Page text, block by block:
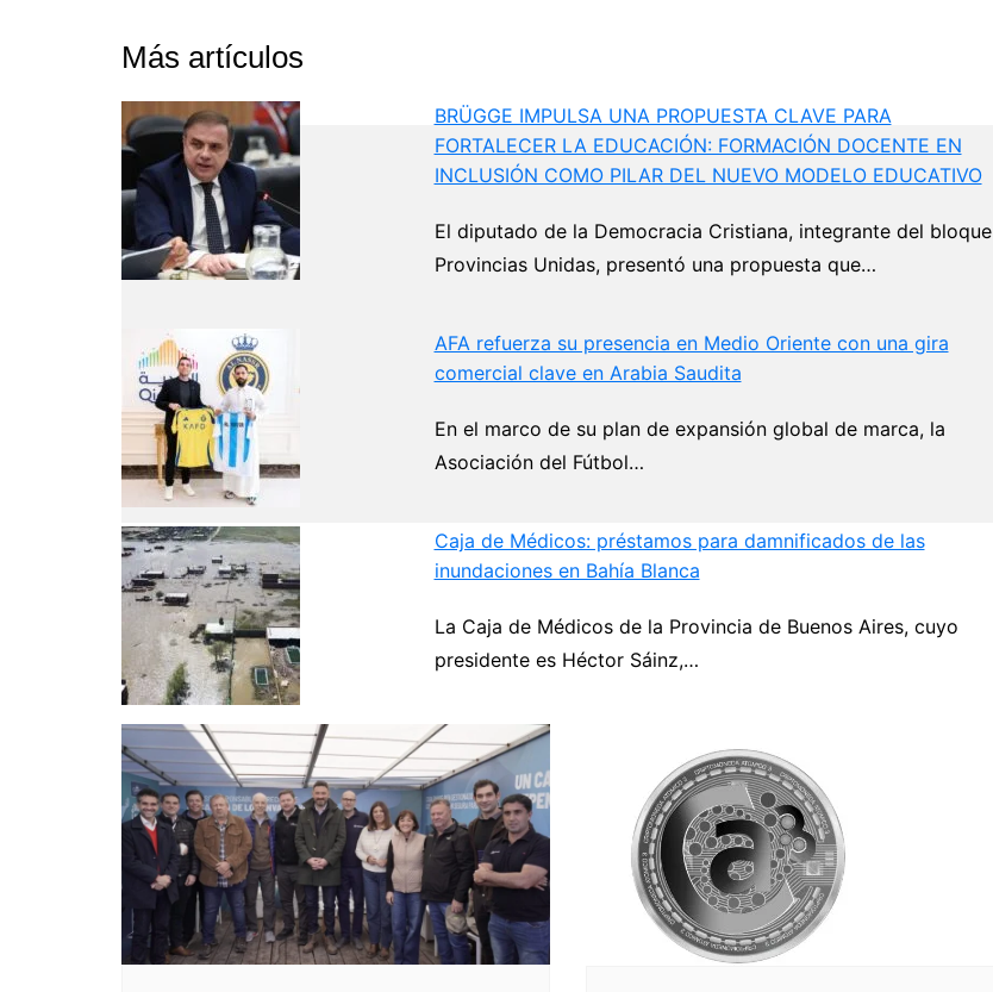
Más artículos
BRÜGGE IMPULSA UNA PROPUESTA CLAVE PARA
FORTALECER LA EDUCACIÓN: FORMACIÓN DOCENTE EN
INCLUSIÓN COMO PILAR DEL NUEVO MODELO EDUCATIVO
El diputado de la Democracia Cristiana, integrante del bloque
Provincias Unidas, presentó una propuesta que…
AFA refuerza su presencia en Medio Oriente con una gira
comercial clave en Arabia Saudita
En el marco de su plan de expansión global de marca, la
Asociación del Fútbol…
Caja de Médicos: préstamos para damnificados de las
inundaciones en Bahía Blanca
La Caja de Médicos de la Provincia de Buenos Aires, cuyo
presidente es Héctor Sáinz,…
Navegación
de
entradas